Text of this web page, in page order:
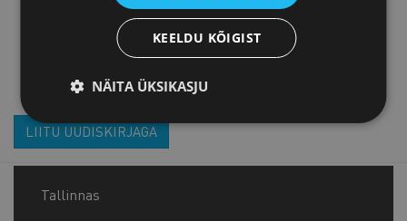
LIITU UUDISKIRJAGA
Tallinnas
KEELDU KÕIGIST
NÄITA ÜKSIKASJU